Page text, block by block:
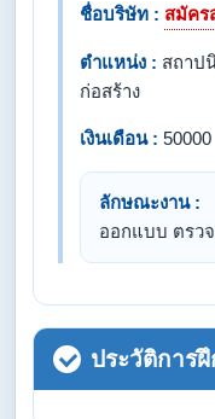
ชื่อบริษัท : สมัคร
ตำแหน่ง : สถาป
ก่อสร้าง
เงินเดือน : 50000
ลักษณะงาน :
ออกแบบ ตรว
ประวัติการ